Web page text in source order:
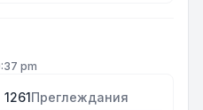
pm
1261Преглеждания